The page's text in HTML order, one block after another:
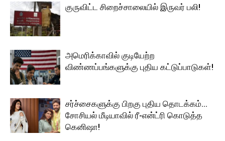
குருவிட்ட சிறைச்சாலையில் இருவர் பலி!
அமெரிக்காவில் குடியேற்ற
விண்ணப்பங்களுக்கு புதிய கட்டுப்பாடுகள்!
சர்ச்சைகளுக்கு பிறகு புதிய தொடக்கம்…
சோசியல் மீடியாவில் ரீ-என்ட்ரி கொடுத்த
கெனிஷா!